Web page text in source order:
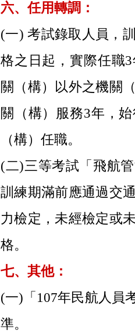
六、任用轉調：
(一) 考試錄取人員，
格之日起，實際任職
關（構）以外之機關
關（構）服務3年，
（構）任職。
(二)三等考試「飛航
訓練期滿前應通過交
力檢定，未經檢定或
格。
七、其他：
(一)「107年民航人員
準。